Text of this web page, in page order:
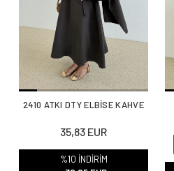
2410 ATKI DTY ELBİSE KAHVE
35,83 EUR
%10 İNDİRİM
32,25 EUR